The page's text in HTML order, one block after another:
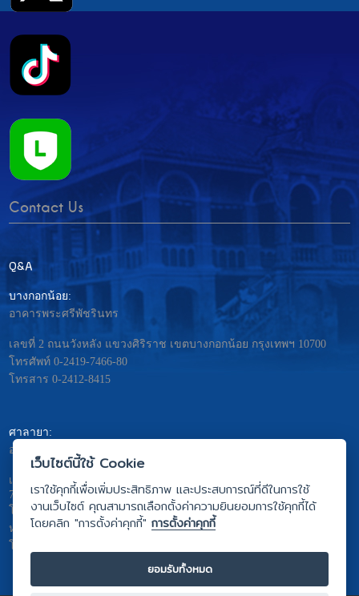
Contact Us
Q&A
บางกอกน้อย:
อาคารพระศรีพัชรินทร
เลขที่ 2 ถนนวังหลัง แขวงศิริราช เขตบางกอกน้อย กรุงเทพฯ 10700
โทรศัพท์ 0-2419-7466-80
โทรสาร 0-2412-8415
ศาลายา:
อาคารมหิดลอดุลยเดช – พระศรีนครินทร
เลขที่ 999 ถ.พุทธมณฑลสาย4 ต. ศาลายา อ.พุทธมณฑล จ.นครปฐม
73170
โทรศัพท์ 0-2441-5333
หรือ 0-2441-5275 ถึง 81
โทรสาร 0-2441-5442
เว็บไซต์นี้ใช้ Cookie
เราใช้คุกกี้เพื่อเพิ่มประสิทธิภาพ และประสบการณ์ที่ดีในการใช้
งานเว็บไซต์ คุณสามารถเลือกตั้งค่าความยินยอมการใช้คุกกี้ได้
โดยคลิก "การตั้งค่าคุกกี้"การตั้งค่าคุกกี้
ยอมรับทั้งหมด